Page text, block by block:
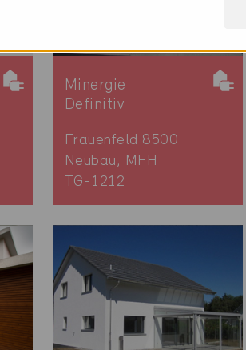
Minergie
Definitiv
Frauenfeld 8500
Neubau, MFH
TG-1212